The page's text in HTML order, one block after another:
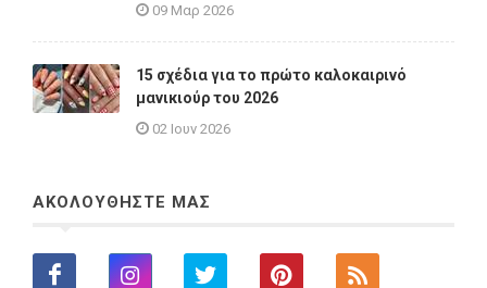
09 Μαρ 2026
15 σχέδια για το πρώτο καλοκαιρινό
μανικιούρ του 2026
02 Ιουν 2026
ΑΚΟΛΟΥΘΗΣΤΕ ΜΑΣ